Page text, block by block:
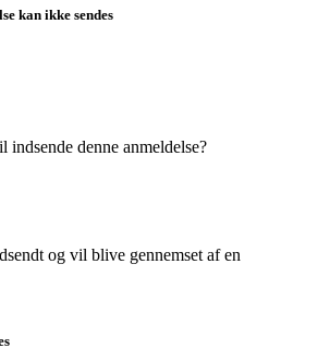
kan ikke sendes
denne anmeldelse?
og vil blive gennemset af en